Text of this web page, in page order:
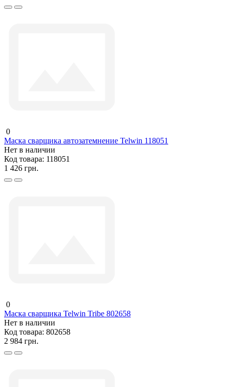
0
Маска сварщика автозатемнение Telwin 118051
Нет в наличии
Код товара: 118051
1 426 грн.
0
Маска сварщика Telwin Tribe 802658
Нет в наличии
Код товара: 802658
2 984 грн.